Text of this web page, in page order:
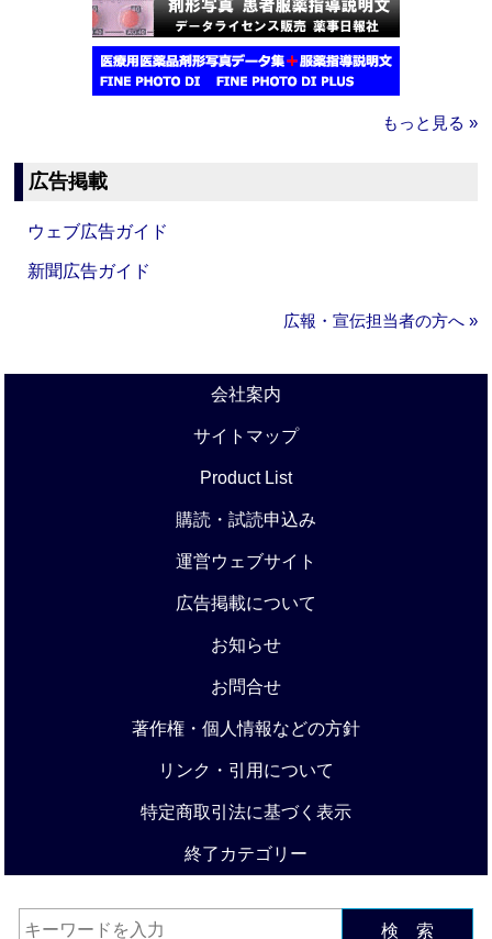
もっと見る »
広告掲載
ウェブ広告ガイド
新聞広告ガイド
広報・宣伝担当者の方へ »
会社案内
サイトマップ
Product List
購読・試読申込み
運営ウェブサイト
広告掲載について
お知らせ
お問合せ
著作権・個人情報などの方針
リンク・引用について
特定商取引法に基づく表示
終了カテゴリー
検 索